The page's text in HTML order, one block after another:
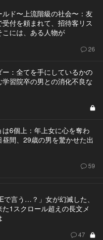
ルド〜上流階級の社会〜：友
受付を頼まれて、招待客リス
こには、ある人物が
26
：全てを手にしているかの
学習院卒の男との消化不良な
6個上：年上女に心を奪わ
間、29歳の男を驚かせた出
59
で言う…？」女が幻滅した、
1スクロール超えの長文メ
47